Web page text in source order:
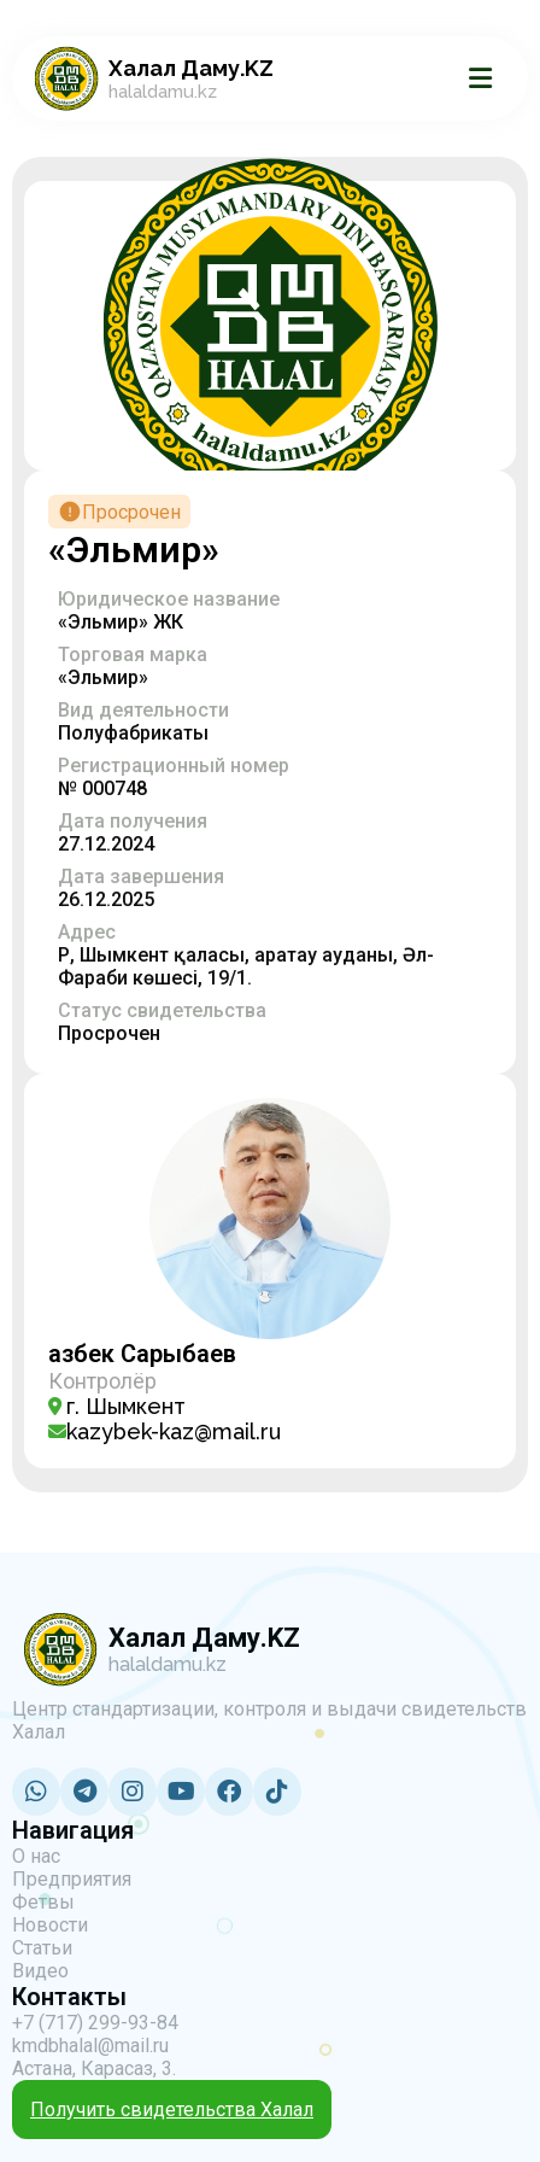
Халал Даму.KZ
halaldamu.kz
Просрочен
«Эльмир»
Юридическое название
«Эльмир» ЖК
Торговая марка
«Эльмир»
Вид деятельности
Полуфабрикаты
Регистрационный номер
№ 000748
Дата получения
27.12.2024
Дата завершения
26.12.2025
Адрес
ҚР, Шымкент қаласы, Қаратау ауданы, Әл-
Фараби көшесі, 19/1.
Статус свидетельства
Просрочен
Қазбек Сарыбаев
Контролёр
г. Шымкент
kazybek-kaz@mail.ru
Халал Даму.KZ
halaldamu.kz
Центр стандартизации, контроля и выдачи свидетельств
Халал
Навигация
О нас
Предприятия
Фетвы
Новости
Статьи
Видео
Контакты
+7 (717) 299-93-84
kmdbhalal@mail.ru
Астана, Карасаз, 3.
Получить свидетельства Халал